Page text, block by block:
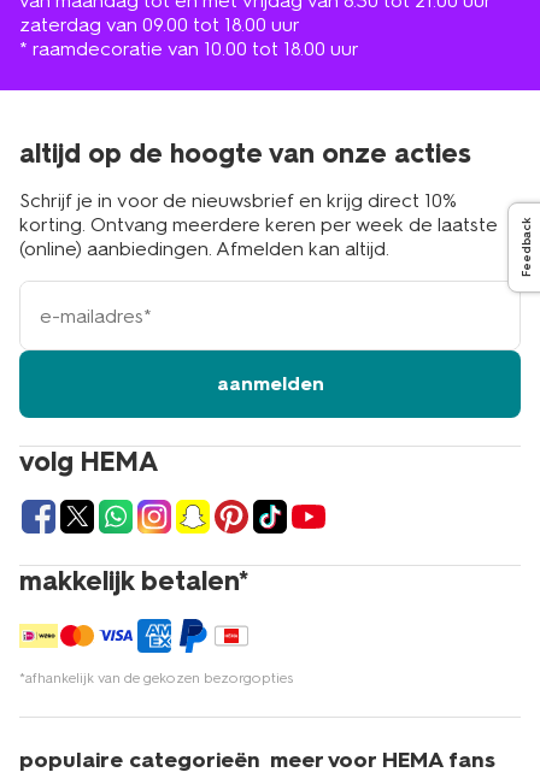
zaterdag van 09.00 tot 18.00 uur
* raamdecoratie van 10.00 tot 18.00 uur
volg HEMA
makkelijk betalen*
*afhankelijk van de gekozen bezorgopties
altijd op de hoogte van onze acties
Schrijf je in voor de nieuwsbrief en krijg direct 10%
korting. Ontvang meerdere keren per week de laatste
(online) aanbiedingen. Afmelden kan altijd.
e-
mailadres
aanmelden
populaire categorieën meer voor HEMA fans
Feedback